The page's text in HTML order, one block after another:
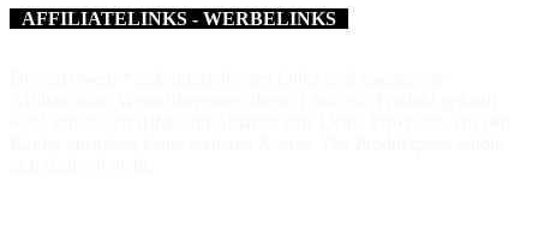
AFFILIATELINKS - WERBELINKS